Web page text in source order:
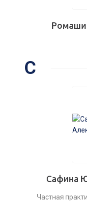
С
Сафина
Частная